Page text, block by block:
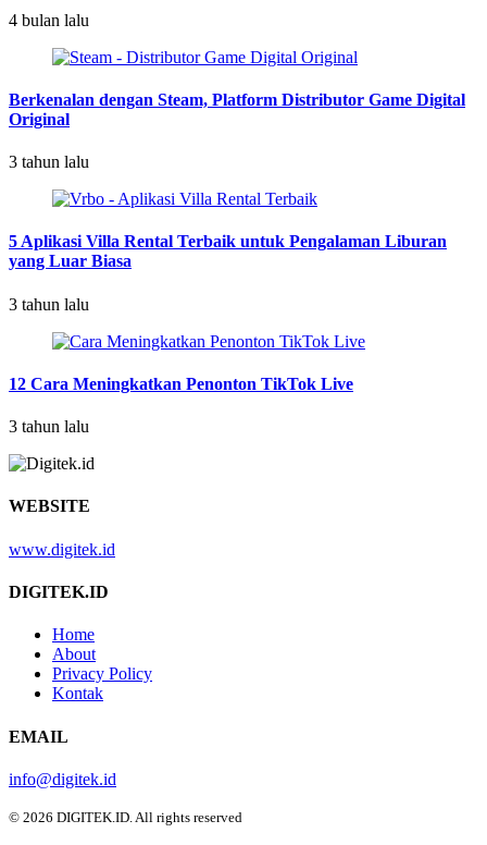
4 bulan lalu
Berkenalan dengan Steam, Platform Distributor Game Digital
Original
3 tahun lalu
5 Aplikasi Villa Rental Terbaik untuk Pengalaman Liburan
yang Luar Biasa
3 tahun lalu
12 Cara Meningkatkan Penonton TikTok Live
3 tahun lalu
WEBSITE
www.digitek.id
DIGITEK.ID
Home
About
Privacy Policy
Kontak
EMAIL
info@digitek.id
© 2026 DIGITEK.ID. All rights reserved